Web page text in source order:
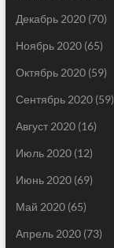
Декабрь 2020(70)
Ноябрь 2020(65)
Октябрь 2020(59)
Сентябрь 2020(59)
Август 2020(16)
Июль 2020(12)
Июнь 2020(69)
Май 2020(65)
Апрель 2020(73)